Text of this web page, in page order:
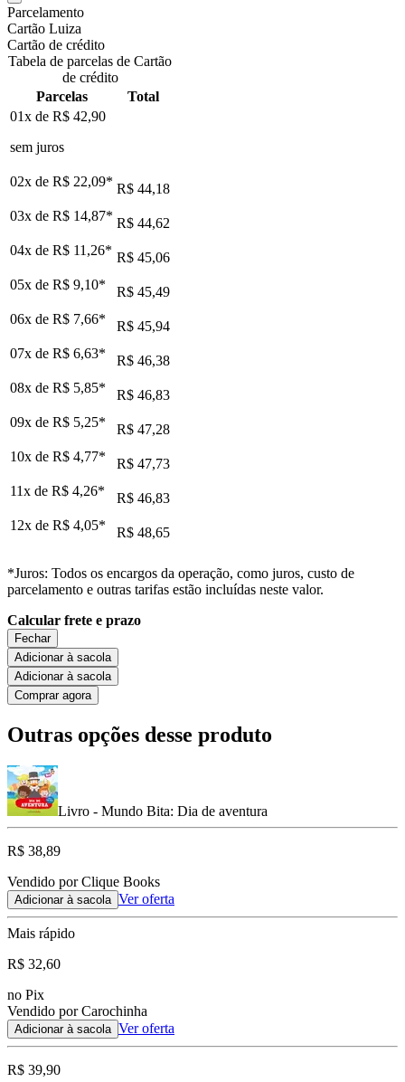
Parcelamento
Cartão Luiza
Cartão de crédito
Tabela de parcelas de Cartão
de crédito
Parcelas
Total
01x de R$ 42,90
sem juros
02x de R$ 22,09* R$ 44,18
03x de R$ 14,87* R$ 44,62
04x de R$ 11,26* R$ 45,06
05x de R$ 9,10*
R$ 45,49
06x de R$ 7,66*
R$ 45,94
07x de R$ 6,63*
R$ 46,38
08x de R$ 5,85*
R$ 46,83
09x de R$ 5,25*
R$ 47,28
10x de R$ 4,77*
R$ 47,73
11x de R$ 4,26*
R$ 46,83
12x de R$ 4,05* R$ 48,65
*Juros: Todos os encargos da operação, como juros, custo de
parcelamento e outras tarifas estão incluídas neste valor.
Calcular frete e prazo
Fechar
Adicionar à sacola
Adicionar à sacola
Comprar agora
Outras opções desse produto
Livro - Mundo Bita: Dia de aventura
R$ 38,89
Vendido por Clique Books
Adicionar à sacola Ver oferta
Mais rápido
R$ 32,60
no Pix
Vendido por Carochinha
Adicionar à sacola Ver oferta
R$ 39,90